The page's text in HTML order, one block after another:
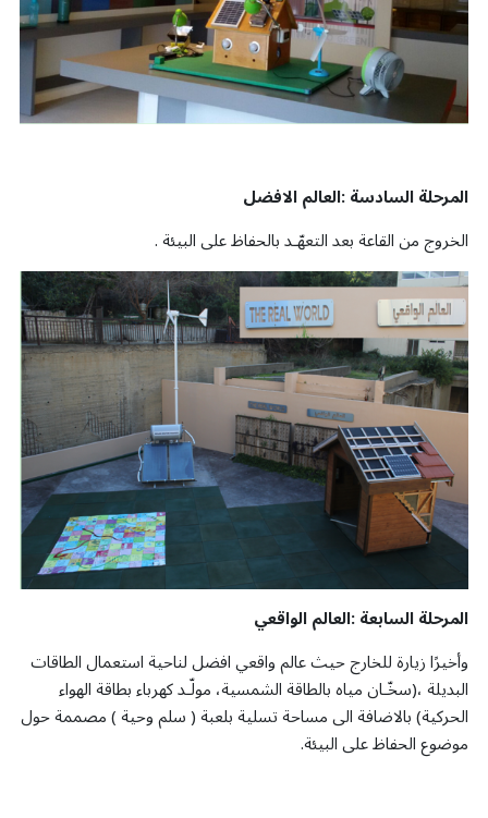
المرحلة السادسة :العالم الافضل
الخروج من القاعة بعد التعهّـد بالحفاظ على البيئة.
المرحلة السابعة :العالم الواقعي
وأخيرًا زيارة للخارج حيث عالم واقعي افضل لناحية استعمال الطاقات
البديلة ،(سخّـان مياه بالطاقة الشمسية، مولّـد كهرباء بطاقة الهواء
الحركية) بالاضافة الى مساحة تسلية بلعبة ( سلم وحية ) مصممة حول
موضوع الحفاظ على البيئة.